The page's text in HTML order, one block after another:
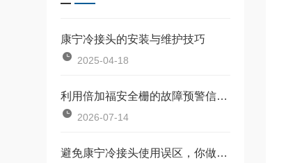
康宁冷接头的安装与维护技巧
2025-04-18
利用倍加福安全栅的故障预警信号提前预判传感器失效
2026-07-14
避免康宁冷接头使用误区，你做对了吗？